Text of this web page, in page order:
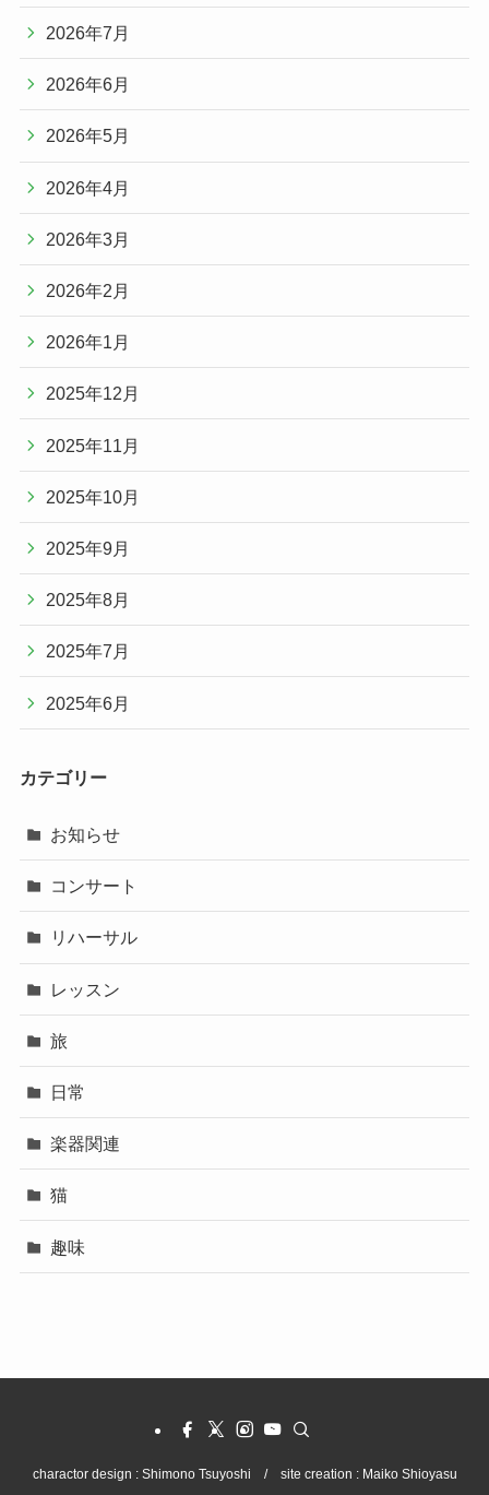
2026年7月
2026年6月
2026年5月
2026年4月
2026年3月
2026年2月
2026年1月
2025年12月
2025年11月
2025年10月
2025年9月
2025年8月
2025年7月
2025年6月
カテゴリー
お知らせ
コンサート
リハーサル
レッスン
旅
日常
楽器関連
猫
趣味
charactor design : Shimono Tsuyoshi / site creation : Maiko Shioyasu